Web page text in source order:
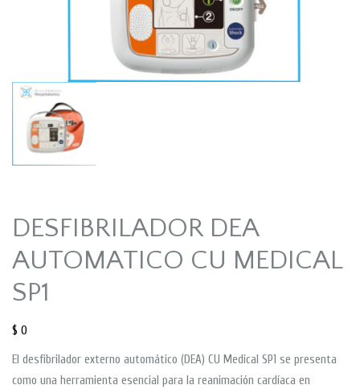
DESFIBRILADOR DEA
AUTOMATICO CU MEDICAL
SP1
$ 0
El desfibrilador externo automático (DEA) CU Medical SP1 se presenta
como una herramienta esencial para la reanimación cardíaca en